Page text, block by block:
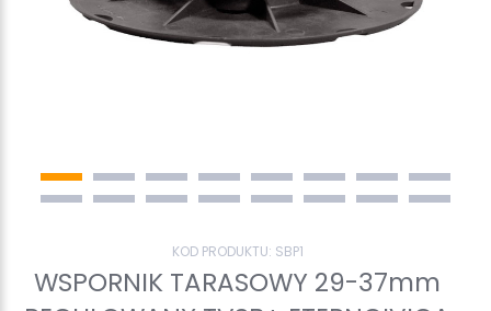
KOD PRODUKTU: SBP1
WSPORNIK TARASOWY 29-37mm